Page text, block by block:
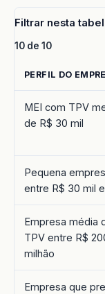
Filtrar nesta
10 de 10
PERFIL DO
MEI com TPV
de R$ 30 mil
Pequena
entre R$ 30 mil
Empresa média
TPV entre R$
milhão
Empresa que